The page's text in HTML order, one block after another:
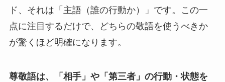
ド、それは「主語（誰の行動か）」です。この一
点に注目するだけで、どちらの敬語を使うべきか
が驚くほど明確になります。
尊敬語は、「相手」や「第三者」の行動・状態を